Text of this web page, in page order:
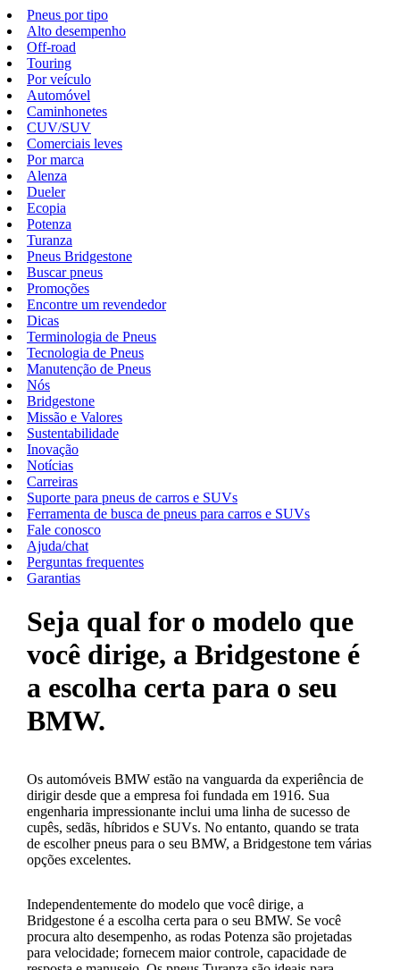
Pneus por tipo
Alto desempenho
Off-road
Touring
Por veículo
Automóvel
Caminhonetes
CUV/SUV
Comerciais leves
Por marca
Alenza
Dueler
Ecopia
Potenza
Turanza
Pneus Bridgestone
Buscar pneus
Promoções
Encontre um revendedor
Dicas
Terminologia de Pneus
Tecnologia de Pneus
Manutenção de Pneus
Nós
Bridgestone
Missão e Valores
Sustentabilidade
Inovação
Notícias
Carreiras
Suporte para pneus de carros e SUVs
Ferramenta de busca de pneus para carros e SUVs
Fale conosco
Ajuda/chat
Perguntas frequentes
Garantias
Seja qual for o modelo que
você dirige, a Bridgestone é
a escolha certa para o seu
BMW.
Os automóveis BMW estão na vanguarda da experiência de
dirigir desde que a empresa foi fundada em 1916. Sua
engenharia impressionante inclui uma linha de sucesso de
cupês, sedãs, híbridos e SUVs. No entanto, quando se trata
de escolher pneus para o seu BMW, a Bridgestone tem várias
opções excelentes.
Independentemente do modelo que você dirige, a
Bridgestone é a escolha certa para o seu BMW. Se você
procura alto desempenho, as rodas Potenza são projetadas
para velocidade; fornecem maior controle, capacidade de